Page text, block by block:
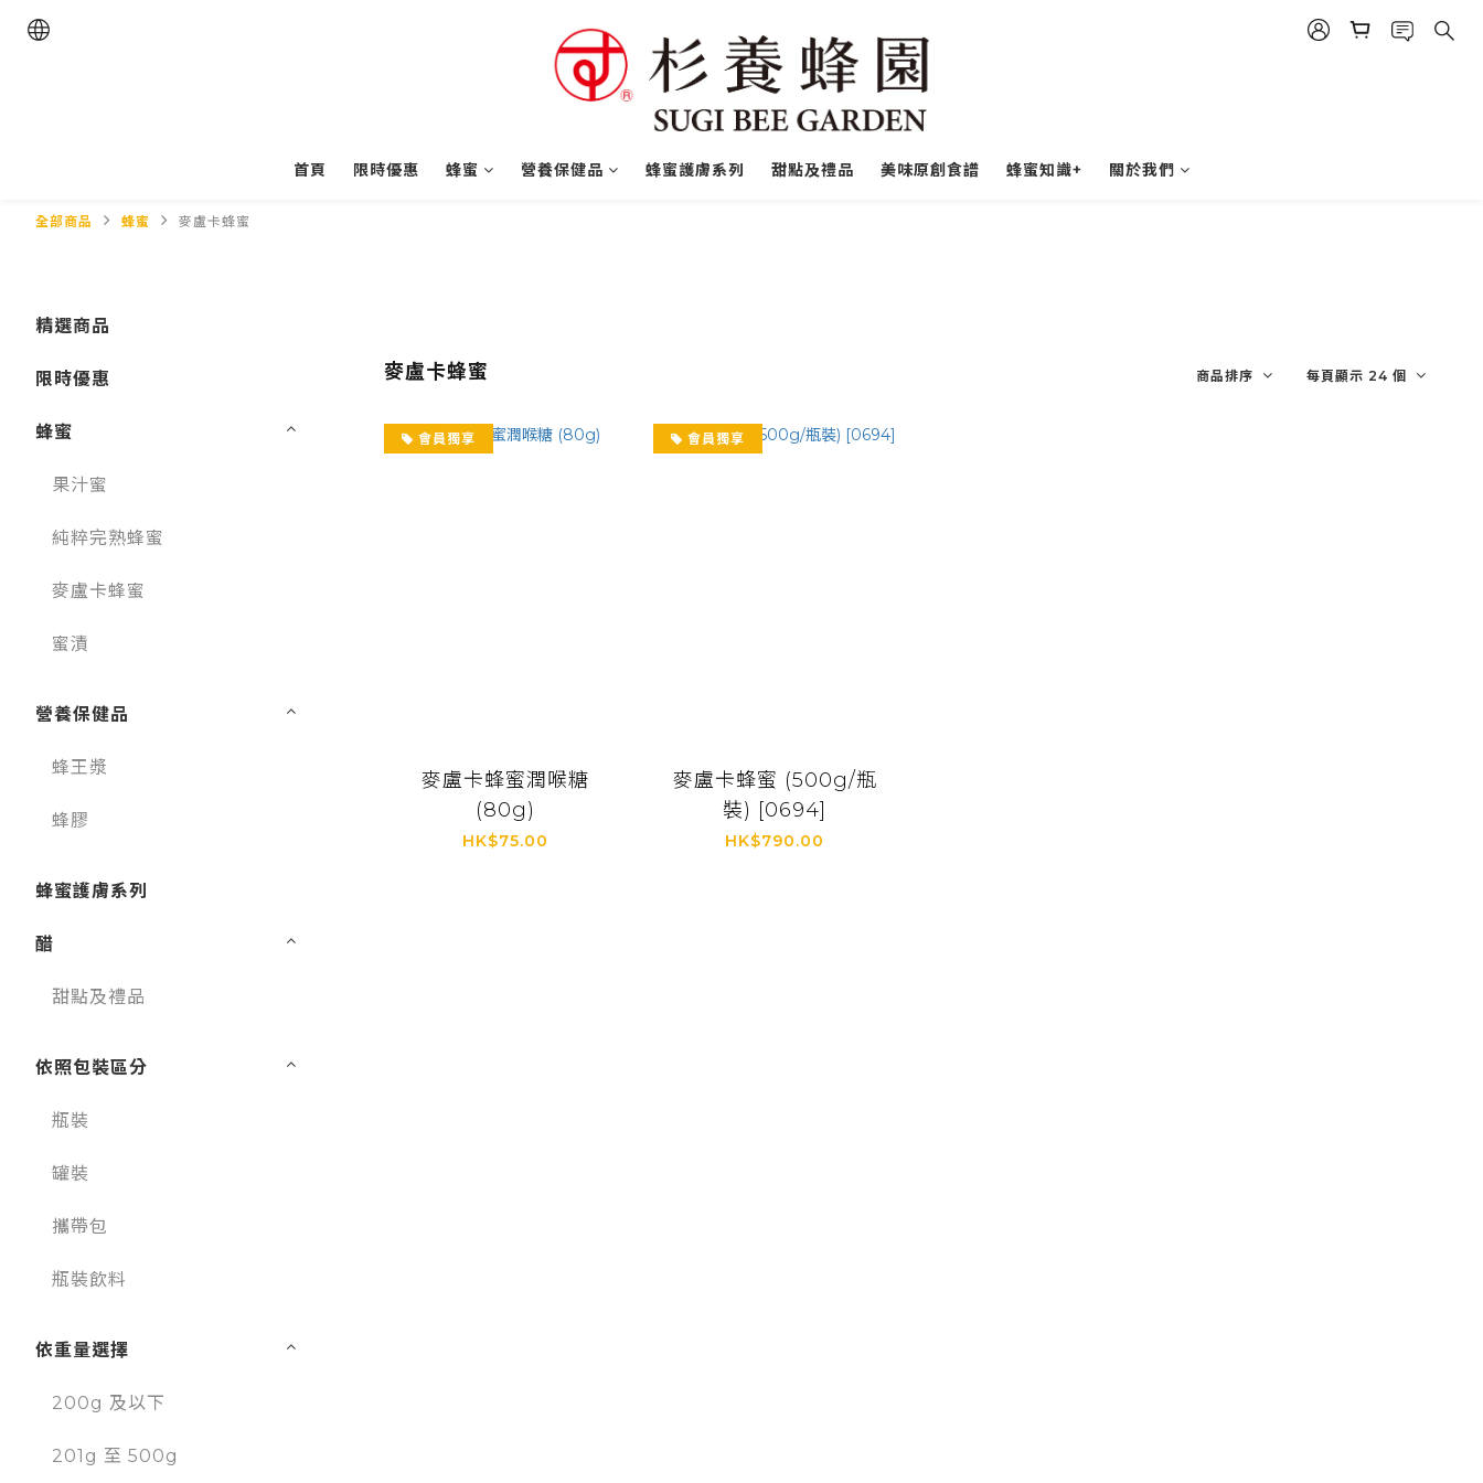
首頁 限時優惠 蜂蜜 營養保健品 蜂蜜護膚系列 甜點及禮品 美味原創食譜 蜂蜜知識+ 關於我們
全部商品 蜂蜜 麥盧卡蜂蜜
精選商品
限時優惠
蜂蜜
果汁蜜
純粹完熟蜂蜜
麥盧卡蜂蜜
蜜漬
營養保健品
蜂王漿
蜂膠
蜂蜜護膚系列
醋
甜點及禮品
依照包裝區分
瓶裝
罐裝
攜帶包
瓶裝飲料
依重量選擇
200g 及以下
201g 至 500g
麥盧卡蜂蜜 商品排序 每頁顯示 24 個
會員獨享
麥盧卡蜂蜜潤喉糖
(80g)
HK$75.00
會員獨享
麥盧卡蜂蜜 (500g/瓶
裝) [0694]
HK$790.00